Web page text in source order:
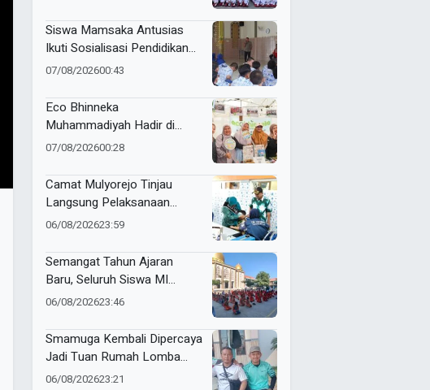
Siswa Mamsaka Antusias
Ikuti Sosialisasi Pendidikan
Lanjutan ke Luar Negeri
07/08/202600:43
Eco Bhinneka
Muhammadiyah Hadir di
Muktamar Nasyiatul Aisyiyah
07/08/202600:28
Camat Mulyorejo Tinjau
Langsung Pelaksanaan
Imunisasi BIAS MR dan HPV
Surabaya
06/08/202623:59
Semangat Tahun Ajaran
Baru, Seluruh Siswa MI
Muhammadiyah 5
Tapak Suci Perdana
06/08/202623:46
Smamuga Kembali Dipercaya
Jadi Tuan Rumah Lomba
Voli dan Futsal HUT RI Ke-81
06/08/202623:21